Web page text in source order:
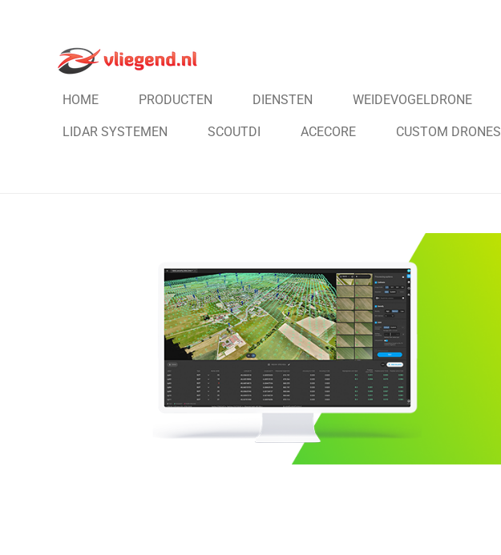
hoofdinhoudHOME PRODUCTEN DIENSTEN WEIDEVOGELDRONE
LIDAR SYSTEMEN SCOUTDI ACECORE CUSTOM DRONES